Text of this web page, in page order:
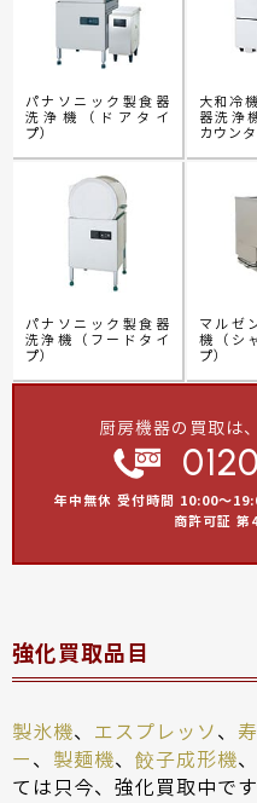
パナソニック製食器
洗浄機（ドアタイ
プ）
大和冷
器洗浄
カウン
パナソニック製食器
洗浄機（フードタイ
プ）
マルゼ
機（シ
プ）
厨房機器の買取は
年中無休 受付時間 10:00～
商許可証 第
強化買取品目
製氷機、 エスプレッソ、
ー、 製麺機、 餃子成形機、
ては只今、強化買取中です